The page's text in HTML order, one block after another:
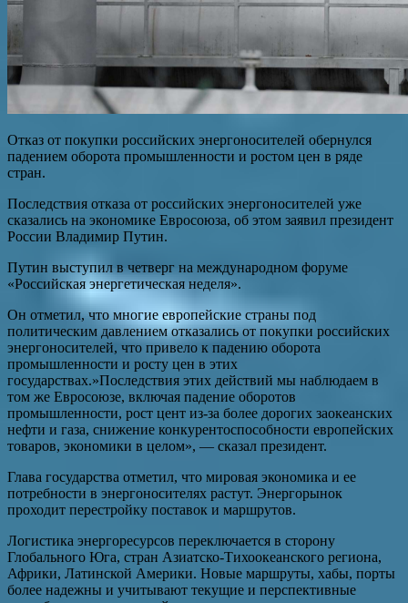
Отказ от покупки российских энергоносителей обернулся
падением оборота промышленности и ростом цен в ряде
стран.
Последствия отказа от российских энергоносителей уже
сказались на экономике Евросоюза, об этом заявил президент
России Владимир Путин.
Путин выступил в четверг на международном форуме
«Российская энергетическая неделя».
Он отметил, что многие европейские страны под
политическим давлением отказались от покупки российских
энергоносителей, что привело к падению оборота
промышленности и росту цен в этих
государствах.»Последствия этих действий мы наблюдаем в
том же Евросоюзе, включая падение оборотов
промышленности, рост цент из-за более дорогих заокеанских
нефти и газа, снижение конкурентоспособности европейских
товаров, экономики в целом», — сказал президент.
Глава государства отметил, что мировая экономика и ее
потребности в энергоносителях растут. Энергорынок
проходит перестройку поставок и маршрутов.
Логистика энергоресурсов переключается в сторону
Глобального Юга, стран Азиатско-Тихоокеанского региона,
Африки, Латинской Америки. Новые маршруты, хабы, порты
более надежны и учитывают текущие и перспективные